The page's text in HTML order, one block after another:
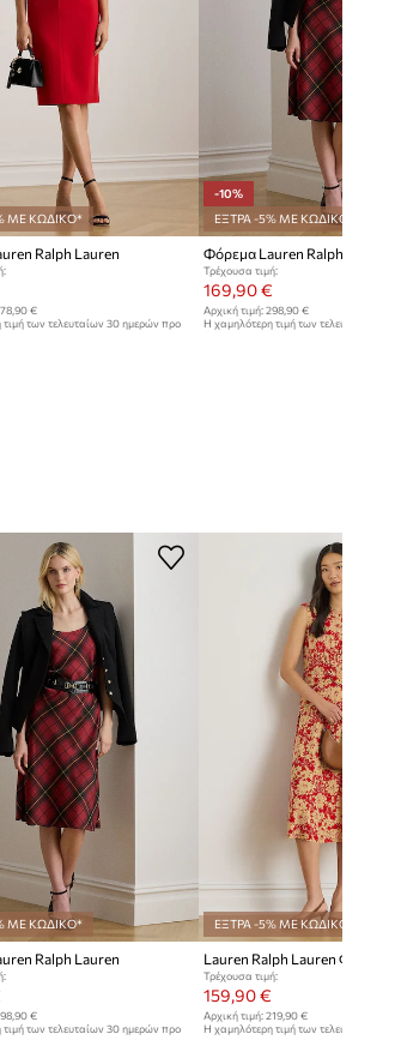
με το τυπικό ευρωπαϊκό μεγεθολόγιο. Η
ετικέτα του προϊόντος που παραδόθηκε
φέρει την αρχική σήμανση του
κατασκευαστή.
Πίνακας μεγέθους
ΜΕ ΚΩΔΙΚΟ*
Ralph Lauren
€
των τελευταίων 30 ημερών προ
-10%
ΕΞΤΡΑ -5% ΜΕ ΚΩΔΙΚΟ*
Φόρεμα Lauren Ralph Lauren
Τρέχουσα τιμή:
169,90 €
Αρχική τιμή: 298,90 €
Η χαμηλότερη τιμή των τελευταίων
ΜΕ ΚΩΔΙΚΟ*
Ralph Lauren
€
των τελευταίων 30 ημερών προ
ΕΞΤΡΑ -5% ΜΕ ΚΩΔΙΚΟ*
Lauren Ralph Lauren
Τρέχουσα τιμή:
159,90 €
Αρχική τιμή: 219,90 €
Η χαμηλότερη τιμή των τελευταίων